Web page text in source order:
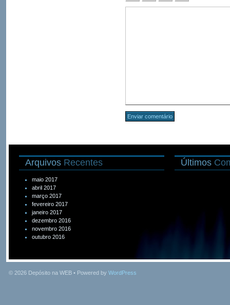
Arquivos Recentes
maio 2017
abril 2017
março 2017
fevereiro 2017
janeiro 2017
dezembro 2016
novembro 2016
outubro 2016
Últimos
© 2026 Depósito na WEB • Powered by WordPress